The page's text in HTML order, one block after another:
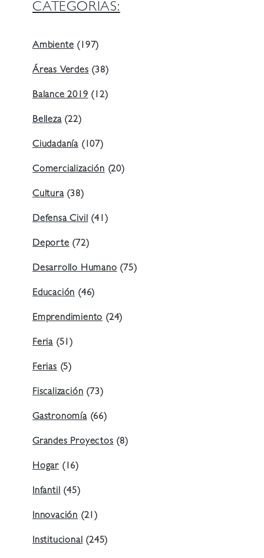
CATEGORIAS:
Ambiente (197)
Áreas Verdes (38)
Balance 2019 (12)
Belleza(22)
Ciudadanía (107)
Comercialización (20)
Cultura(38)
Defensa Civil (41)
Deporte (72)
Desarrollo Humano (75)
Educación (46)
Emprendimiento (24)
Feria (51)
Ferias (5)
Fiscalización (73)
Gastronomía(66)
Grandes Proyectos (8)
Hogar (16)
Infantil (45)
Innovación (21)
Institucional (245)